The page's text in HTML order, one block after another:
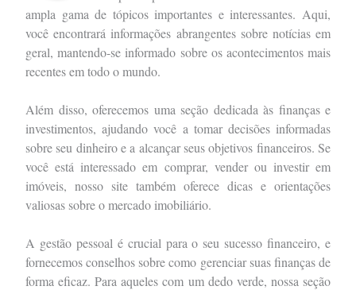
ampla gama de tópicos importantes e interessantes. Aqui,
você encontrará informações abrangentes sobre notícias em
geral, mantendo-se informado sobre os acontecimentos mais
recentes em todo o mundo.
Além disso, oferecemos uma seção dedicada às finanças e
investimentos, ajudando você a tomar decisões informadas
sobre seu dinheiro e a alcançar seus objetivos financeiros. Se
você está interessado em comprar, vender ou investir em
imóveis, nosso site também oferece dicas e orientações
valiosas sobre o mercado imobiliário.
A gestão pessoal é crucial para o seu sucesso financeiro, e
fornecemos conselhos sobre como gerenciar suas finanças de
forma eficaz. Para aqueles com um dedo verde, nossa seção